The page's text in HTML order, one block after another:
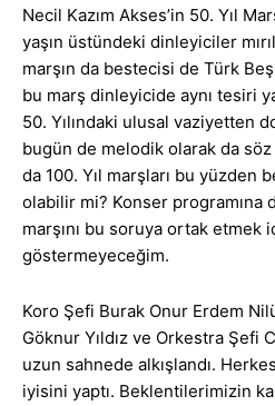
Necil Kazım Akses’in 50. Yıl
yaşın üstündeki dinleyiciler
marşın da bestecisi de Türk
bu marş dinleyicide aynı tesiri
50. Yılındaki ulusal vaziyetten
bugün de melodik olarak da
da 100. Yıl marşları bu yüzden
olabilir mi? Konser programına
marşını bu soruya ortak etmek
göstermeyeceğim.
Koro Şefi Burak Onur Erdem
Göknur Yıldız ve Orkestra Şefi
uzun sahnede alkışlandı.
iyisini yaptı. Beklentilerimizin